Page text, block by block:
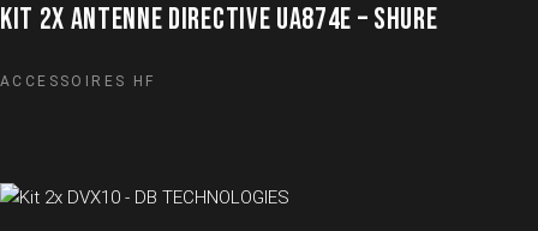
KIT 2X ANTENNE DIRECTIVE UA874E – SHURE
ACCESSOIRES HF